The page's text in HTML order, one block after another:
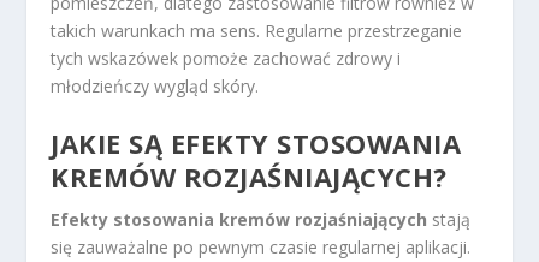
takich warunkach ma sens. Regularne przestrzeganie
tych wskazówek pomoże zachować zdrowy i
młodzieńczy wygląd skóry.
JAKIE SĄ EFEKTY STOSOWANIA
KREMÓW ROZJAŚNIAJĄCYCH?
Efekty stosowania kremów rozjaśniających stają
się zauważalne po pewnym czasie regularnej aplikacji.